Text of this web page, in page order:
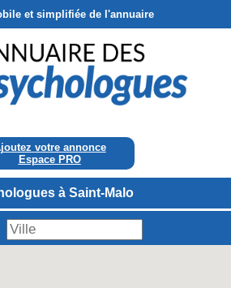
et simplifiée de l'annuaire
votre annonce
Espace PRO
à Saint-Malo